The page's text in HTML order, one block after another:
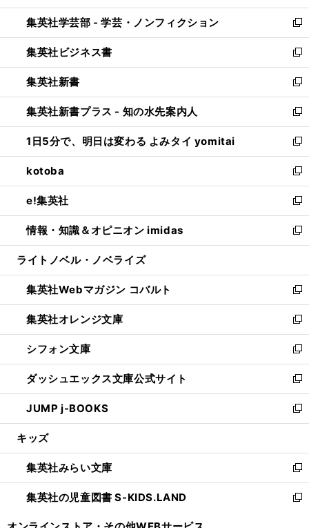
開
く
ウ
で
開
く
ン
ド
ウ
で
開
く
ウ
ィ
ン
ド
ウ
で
開
く
集英社学芸部 - 学芸・ノンフィクション
新
し
い
ウ
ィ
ン
ド
ウ
で
開
く
集英社ビジネス書
新
し
い
ウ
ィ
ン
ド
ウ
で
開
く
集英社新書
新
し
い
ウ
ィ
ン
ド
ウ
で
開
く
集英社新書プラス - 知の水先案内人
新
し
い
ウ
ィ
ン
ド
ウ
で
開
1日5分で、明日は変わる よみタイ yomitai
新
し
い
ウ
ィ
ン
ド
ウ
開
く
kotoba
新
し
い
ウ
ィ
ン
ウ
で
開
く
e!集英社
新
し
い
ウ
ン
ド
ウ
で
開
く
情報・知識＆オピニオン imidas
新
し
ウ
ィ
ン
ド
ウ
で
開
く
ライトノベル・ノベライズ
集英社Webマガジン コバルト
新
し
い
ウ
ィ
ン
ド
ウ
で
開
集英社オレンジ文庫
新
し
い
ウ
ィ
ン
ド
ウ
開
く
シフォン文庫
新
し
い
ウ
ィ
ン
ウ
で
開
く
ダッシュエックス文庫公式サイト
新
し
い
ウ
ン
ド
ウ
で
JUMP j-BOOKS
新
し
ウ
ィ
ン
ド
キッズ
集英社みらい文庫
新
し
い
集英社の児童図書 S-KIDS.LAND
新